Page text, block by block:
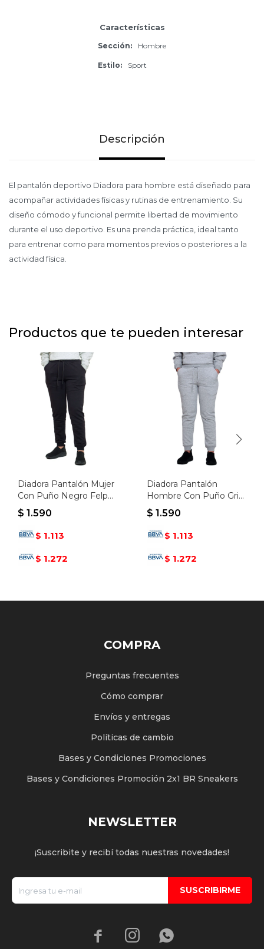
Características
Sección Hombre
Estilo Sport
Descripción
El pantalón deportivo Diadora para hombre está diseñado para
acompañar actividades físicas y rutinas de entrenamiento. Su
diseño cómodo y funcional permite libertad de movimiento
durante el uso deportivo. Es una prenda práctica, ideal tanto
para entrenar como para momentos previos o posteriores a la
actividad física.
Productos que te pueden interesar
Diadora Pantalón Mujer
Con Puño Negro Felpa
- Negro
$ 1.590
$ 1.113
$ 1.272
Diadora Pantalón
Hombre Con Puño Gris
Melange - Gris Melange
$ 1.590
$ 1.113
$ 1.272
COMPRA
Preguntas frecuentes
Cómo comprar
Envíos y entregas
Políticas de cambio
Bases y Condiciones Promociones
Bases y Condiciones Promoción 2x1 BR Sneakers
NEWSLETTER
¡Suscribite y recibí todas nuestras novedades!
SUSCRIBIRME
  